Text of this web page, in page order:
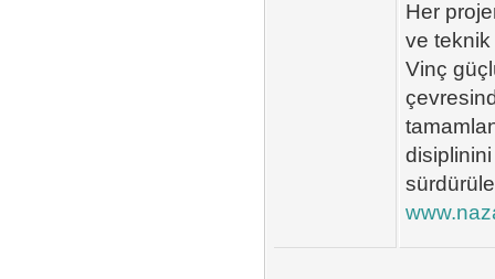
Her
ve teknik
Vinç